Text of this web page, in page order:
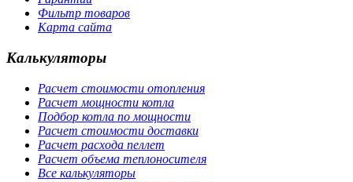
Фильтр товаров
Карта сайта
Калькуляторы
Расчет стоимости отопления
Расчет мощности котла
Подбор котла по мощности
Расчет стоимости доставки
Расчет расхода пеллет
Расчет объема теплоносителя
Все калькуляторы